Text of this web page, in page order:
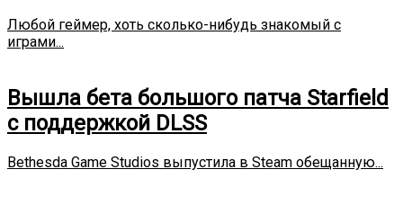
Любой геймер, хоть сколько-нибудь знакомый с
играми...
Вышла бета большого патча Starfield
с поддержкой DLSS
Bethesda Game Studios выпустила в Steam обещанную...